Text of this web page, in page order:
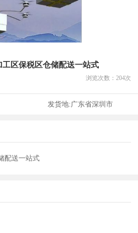
区保税区仓储配送一站式
浏览次数： 204次
发货地:广东省深圳市
配送一站式